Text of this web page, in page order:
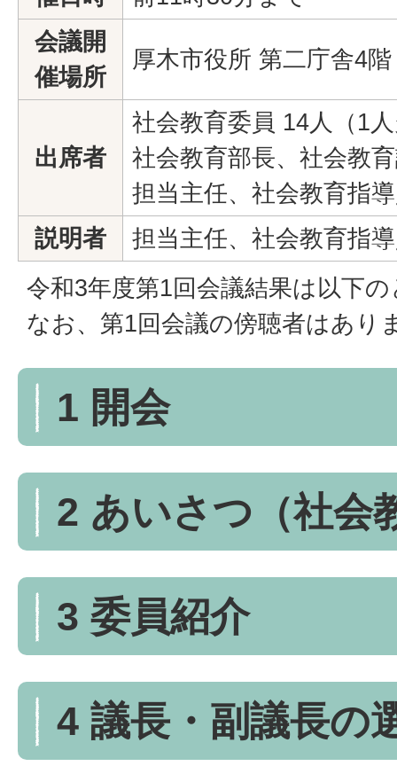
会議開
催場所
厚木市役所 第二庁舎4
出席者
社会教育委員 14人（1
社会教育部長、社会教
担当主任、社会教育指
説明者
担当主任、社会教育指
令和3年度第1回会議結果は以下
なお、第1回会議の傍聴者はあり
1 開会
2 あいさつ（社会
3 委員紹介
4 議長・副議長の